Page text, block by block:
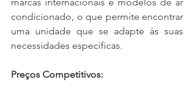
condicionado, o que permite encontrar
uma unidade que se adapte às suas
necessidades específicas.
Preços Competitivos: